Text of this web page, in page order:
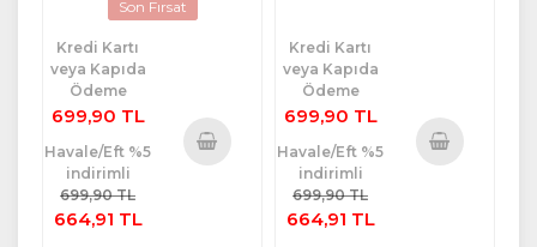
Son Fırsat
Kredi Kartı
veya Kapıda
Ödeme
699,90 TL
Havale/Eft %5
indirimli
699,90 TL
664,91 TL
Kredi Kartı
veya Kapıda
Ödeme
699,90 TL
Havale/Eft %5
indirimli
699,90 TL
664,91 TL